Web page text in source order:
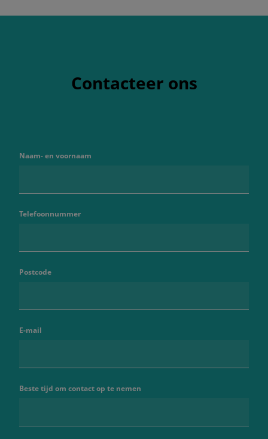
Contacteer ons
Naam- en voornaam
Telefoonnummer
Postcode
E-mail
Beste tijd om contact op te nemen